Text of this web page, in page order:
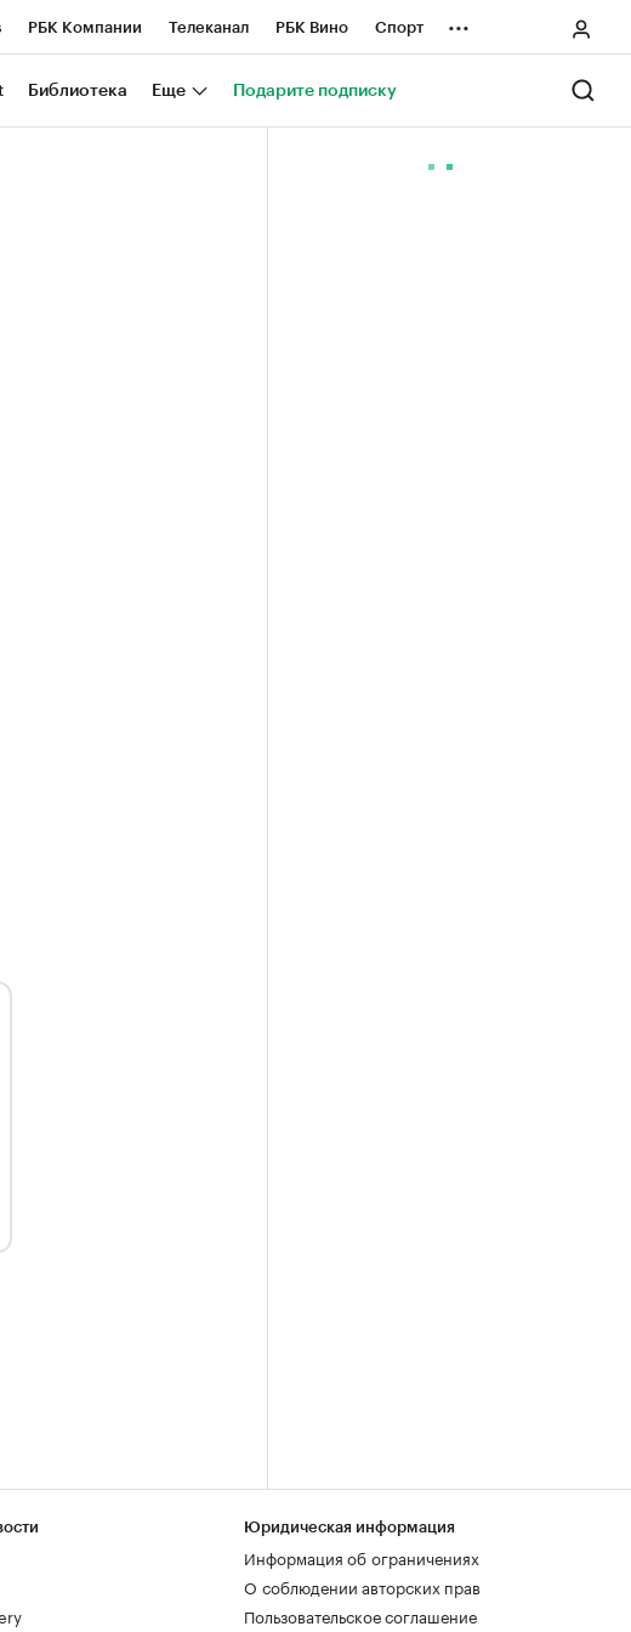
РБК Компании Телеканал РБК Вино Спорт
Национальные проекты Город
...
Библиотека Еще Подарите подписку
Юридическая информация
Информация об ограничениях
О соблюдении авторских прав
Пользовательское соглашение